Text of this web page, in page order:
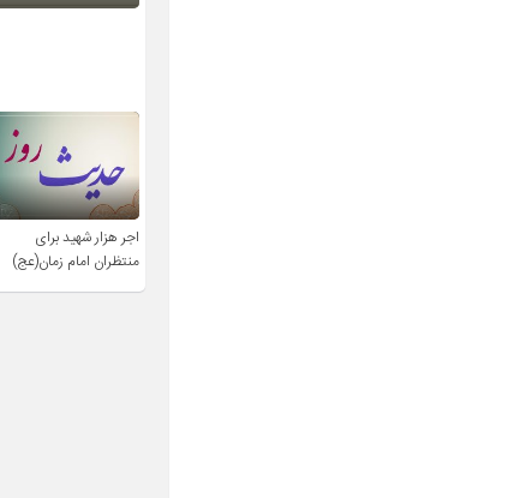
اجر هزار شهید برای
منتظران امام زمان(عج)